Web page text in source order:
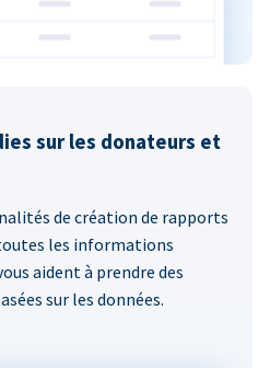
sur les donateurs et
de création de rapports
les informations
aident à prendre des
sur les données.